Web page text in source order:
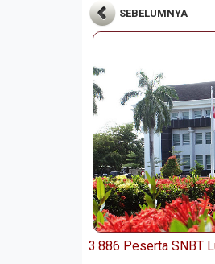
SEBELUMNYA
3.886 Peserta SNBT